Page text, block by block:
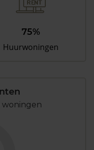
75%
Huurwoningen
woningen